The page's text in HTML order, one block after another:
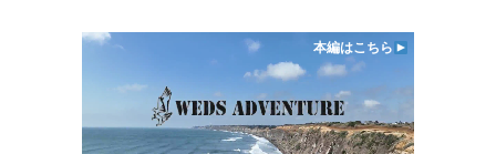
本編はこちら